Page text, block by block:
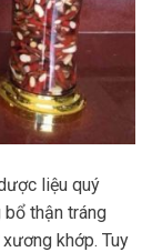
liệu quý
thận tráng
khớp. Tuy